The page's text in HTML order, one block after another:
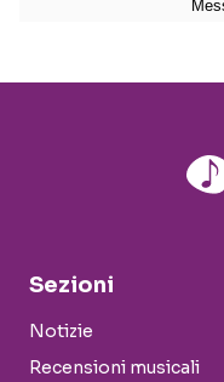
Sezioni
Notizie
Recensioni musicali